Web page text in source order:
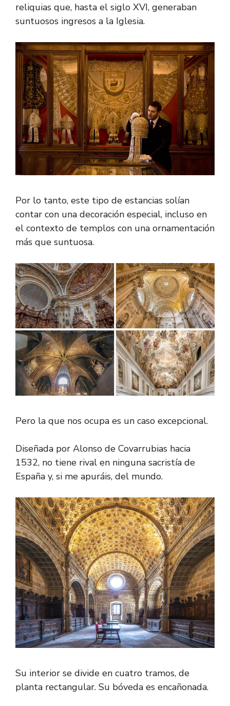
reliquias que, hasta el siglo XVI, generaban
suntuosos ingresos a la Iglesia.
Por lo tanto, este tipo de estancias solían
contar con una decoración especial, incluso en
el contexto de templos con una ornamentación
más que suntuosa.
Pero la que nos ocupa es un caso excepcional.
Diseñada por Alonso de Covarrubias hacia
1532, no tiene rival en ninguna sacristía de
España y, si me apuráis, del mundo.
Su interior se divide en cuatro tramos, de
planta rectangular. Su bóveda es encañonada.